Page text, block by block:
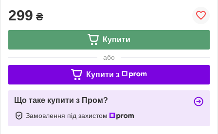
299 ₴
Купити
або
Купити з
Що таке купити з Пром?
Замовлення під захистом